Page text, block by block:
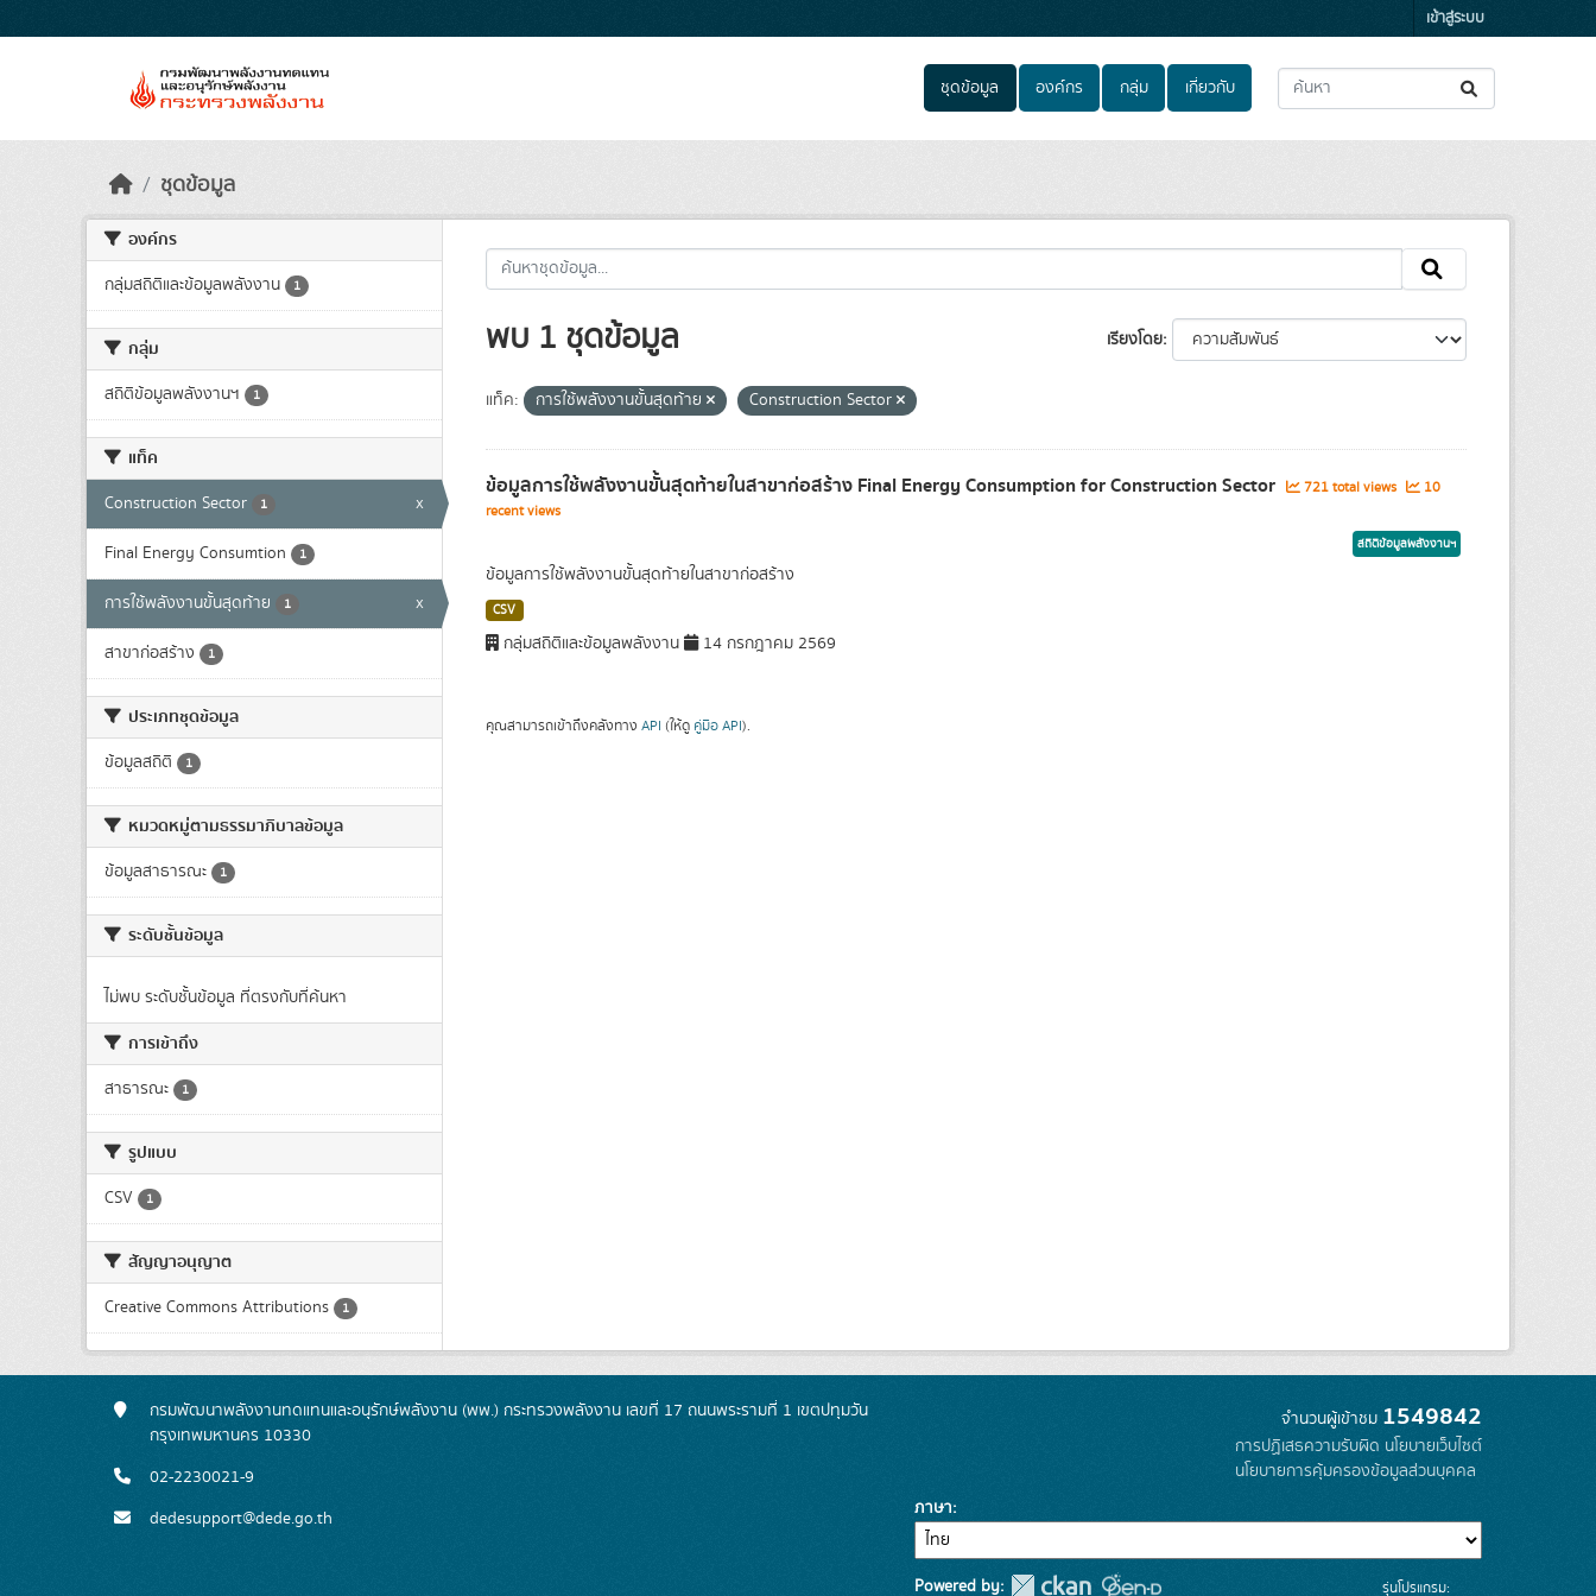
เข้าสู่ระบบ
ชุดข้อมูล องค์กร กลุ่ม เกี่ยวกับ
ชุดข้อมูล
องค์กร
กลุ่มสถิติและข้อมูลพลังงาน 1
กลุ่ม
สถิติข้อมูลพลังงานฯ 1
แท็ค
Construction Sector 1 x
Final Energy Consumtion 1
การใช้พลังงานขั้นสุดท้าย 1 x
สาขาก่อสร้าง 1
ประเภทชุดข้อมูล
ข้อมูลสถิติ 1
หมวดหมู่ตามธรรมาภิบาลข้อมูล
ข้อมูลสาธารณะ 1
ระดับชั้นข้อมูล
ไม่พบ ระดับชั้นข้อมูล ที่ตรงกับที่ค้นหา
การเข้าถึง
สาธารณะ 1
รูปแบบ
CSV 1
สัญญาอนุญาต
Creative Commons Attributions 1
เรียงโดย
พบ 1 ชุดข้อมูล
แท็ค: การใช้พลังงานขั้นสุดท้าย Construction Sector
ข้อมูลการใช้พลังงานขั้นสุดท้ายในสาขาก่อสร้าง Final Energy Consumption for Construction Sector 721 total views
10
recent views
สถิติข้อมูลพลังงานฯ
ข้อมูลการใช้พลังงานขั้นสุดท้ายในสาขาก่อสร้าง
CSV
กลุ่มสถิติและข้อมูลพลังงาน 14 กรกฎาคม 2569
คุณสามารถเข้าถึงคลังทาง API (ให้ดู คู่มือ API).
กรมพัฒนาพลังงานทดแทนและอนุรักษ์พลังงาน (พพ.) กระทรวงพลังงาน เลขที่ 17 ถนนพระรามที่ 1 เขตปทุมวัน
กรุงเทพมหานคร 10330
02-2230021-9
dedesupport@dede.go.th
จำนวนผู้เข้าชม 1549842
การปฏิเสธความรับผิด นโยบายเว็บไซต์
นโยบายการคุ้มครองข้อมูลส่วนบุคคล
ภาษา
Powered by: รุ่นโปรแกรม: